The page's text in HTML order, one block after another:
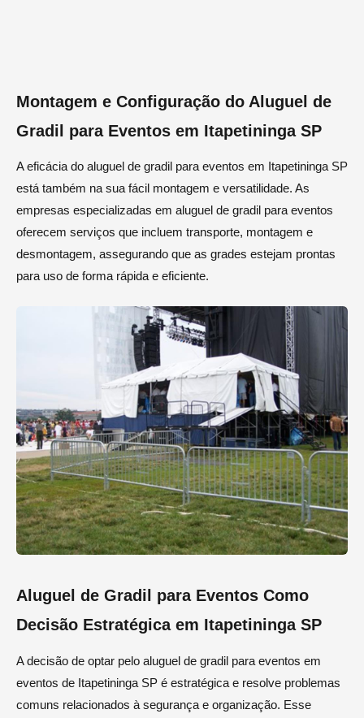
Montagem e Configuração do Aluguel de
Gradil para Eventos em Itapetininga SP
A eficácia do aluguel de gradil para eventos em Itapetininga SP
está também na sua fácil montagem e versatilidade. As
empresas especializadas em aluguel de gradil para eventos
oferecem serviços que incluem transporte, montagem e
desmontagem, assegurando que as grades estejam prontas
para uso de forma rápida e eficiente.
Aluguel de Gradil para Eventos Como
Decisão Estratégica em Itapetininga SP
A decisão de optar pelo aluguel de gradil para eventos em
eventos de Itapetininga SP é estratégica e resolve problemas
comuns relacionados à segurança e organização. Esse